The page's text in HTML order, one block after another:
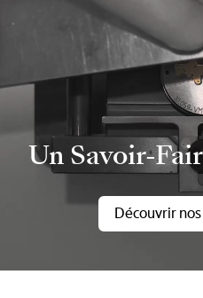
Un Savoir-
Découvrir